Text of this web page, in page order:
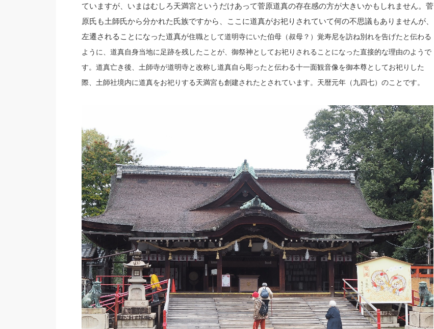
ていますが、いまはむしろ天満宮というだけあって菅原道真の存在感の方が大きいかもしれません。菅
原氏も土師氏から分かれた氏族ですから、ここに道真がお祀りされていて何の不思議もありませんが、
左遷されることになった道真が住職として道明寺にいた伯母（叔母？）覚寿尼を訪ね別れを告げたと伝わる
ように、道真自身当地に足跡を残したことが、御祭神としてお祀りされることになった直接的な理由のようで
す。道真亡き後、土師寺が道明寺と改称し道真自ら彫ったと伝わる十一面観音像を御本尊としてお祀りした
際、土師社境内に道真をお祀りする天満宮も創建されたとされています。天暦元年（九四七）のことです。